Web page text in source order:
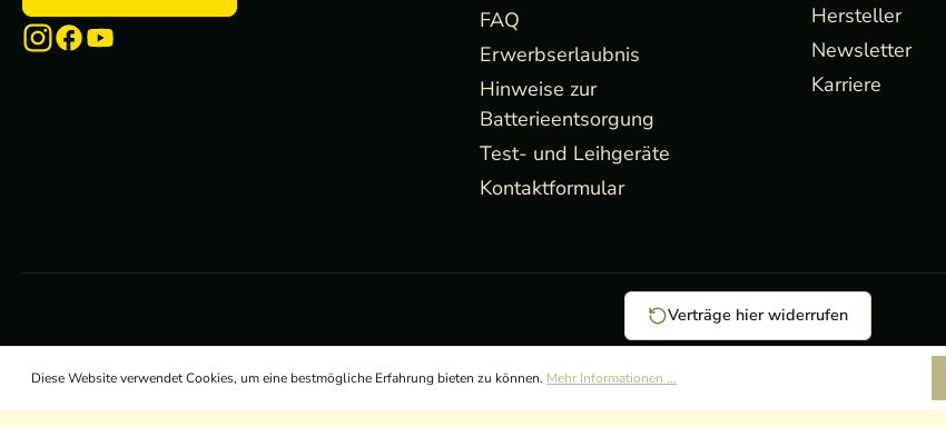
FAQ
Erwerbserlaubnis
Hinweise zur
Batterieentsorgung
Test- und Leihgeräte
Kontaktformular
Hersteller
Newsletter
Karriere
Verträge hier widerrufen
Diese Website verwendet Cookies, um eine bestmögliche Erfahrung bieten zu können. Mehr Informationen ...